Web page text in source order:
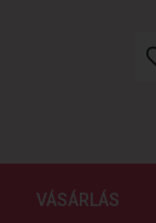
VÁSÁRLÁS